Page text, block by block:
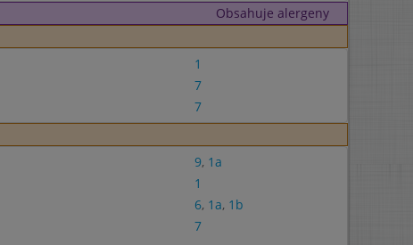
Obsahuje alergeny
1
7
7
9, 1a
1
6, 1a, 1b
7